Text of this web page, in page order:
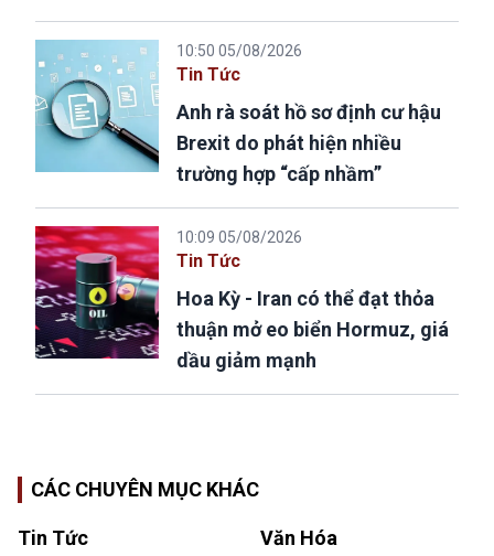
10:50 05/08/2026
Tin Tức
Anh rà soát hồ sơ định cư hậu
Brexit do phát hiện nhiều
trường hợp “cấp nhầm”
10:09 05/08/2026
Tin Tức
Hoa Kỳ - Iran có thể đạt thỏa
thuận mở eo biển Hormuz, giá
dầu giảm mạnh
CÁC CHUYÊN MỤC KHÁC
Tin Tức Văn Hóa